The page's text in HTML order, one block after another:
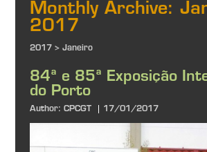
Monthly Archive:
2017
2017> Janeiro
84ª e 85ª Exposição
do Porto
Author: CPCGT 17/01/2017